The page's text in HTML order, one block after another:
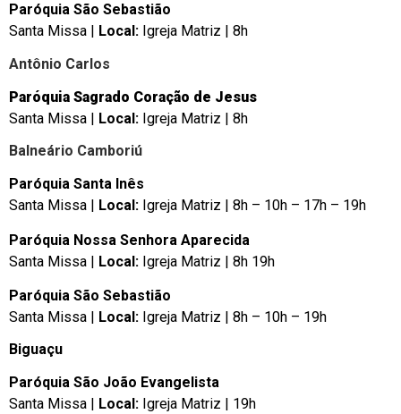
Paróquia São Sebastião
Santa Missa |
Local: Igreja Matriz | 8h
Antônio Carlos
Paróquia Sagrado Coração de Jesus
Santa Missa | Local: Igreja Matriz | 8h
Balneário Camboriú
Paróquia Santa Inês
Santa Missa | Local: Igreja Matriz | 8h – 10h – 17h – 19h
Paróquia Nossa Senhora Aparecida
Santa Missa | Local: Igreja Matriz | 8h 19h
Paróquia São Sebastião
Santa Missa | Local: Igreja Matriz | 8h – 10h – 19h
Biguaçu
Paróquia São João Evangelista
Santa Missa |
Local: Igreja Matriz | 19h